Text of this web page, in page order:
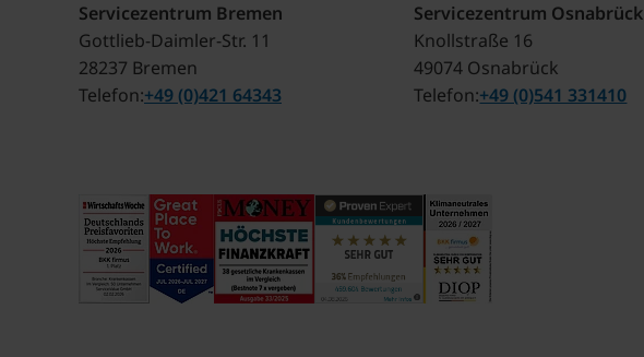
Servicezentrum Bremen
Gottlieb-Daimler-Str. 11
28237 Bremen
Telefon +49 (0)421 64343
Servicezentrum Osnabrück
Knollstraße 16
49074 Osnabrück
Telefon +49 (0)541 331410